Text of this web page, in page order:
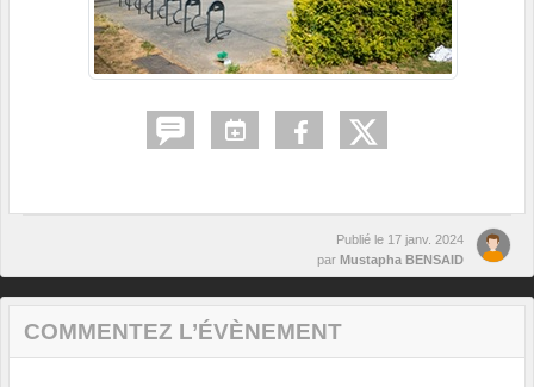
Publié le 17 janv. 2024
par Mustapha BENSAID
COMMENTEZ L’ÉVÈNEMENT